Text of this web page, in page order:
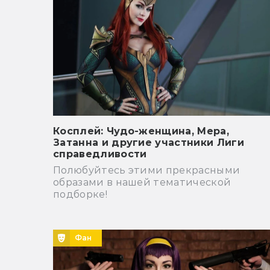
Косплей: Чудо-женщина, Мера,
Затанна и другие участники Лиги
справедливости
Полюбуйтесь этими прекрасными
образами в нашей тематической
подборке!
Фан